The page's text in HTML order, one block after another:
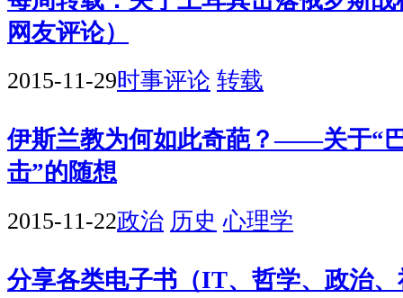
网友评论）
2015-11-29时事评论 转载
伊斯兰教为何如此奇葩？——关于“
击”的随想
2015-11-22政治 历史 心理学
分享各类电子书（IT、哲学、政治